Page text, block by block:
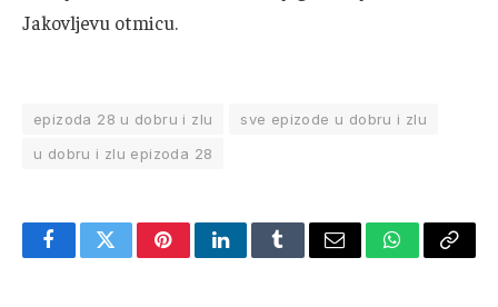
Jakovljevu otmicu.
epizoda 28 u dobru i zlu
sve epizode u dobru i zlu
u dobru i zlu epizoda 28
FacebookTwitterPinterestLinkedInTumblrEmail WhatsApp
Copy